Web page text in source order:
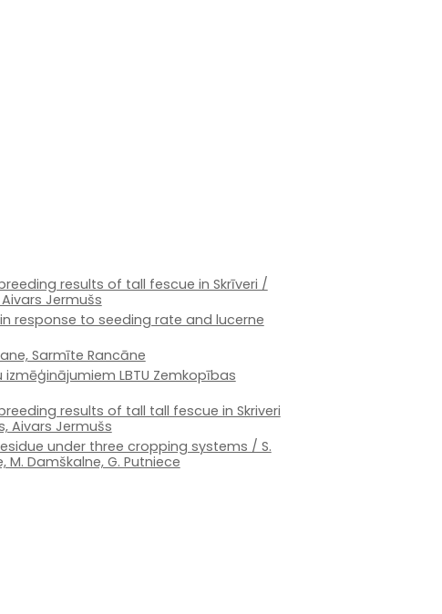
results of tall fescue in Skrīveri /
Jermušs
response to seeding rate and lucerne
Sarmīte Rancāne
LBTU Zemkopības
results of tall tall fescue in Skriveri
Aivars Jermušs
under three cropping systems / S.
M. Damškalne, G. Putniece